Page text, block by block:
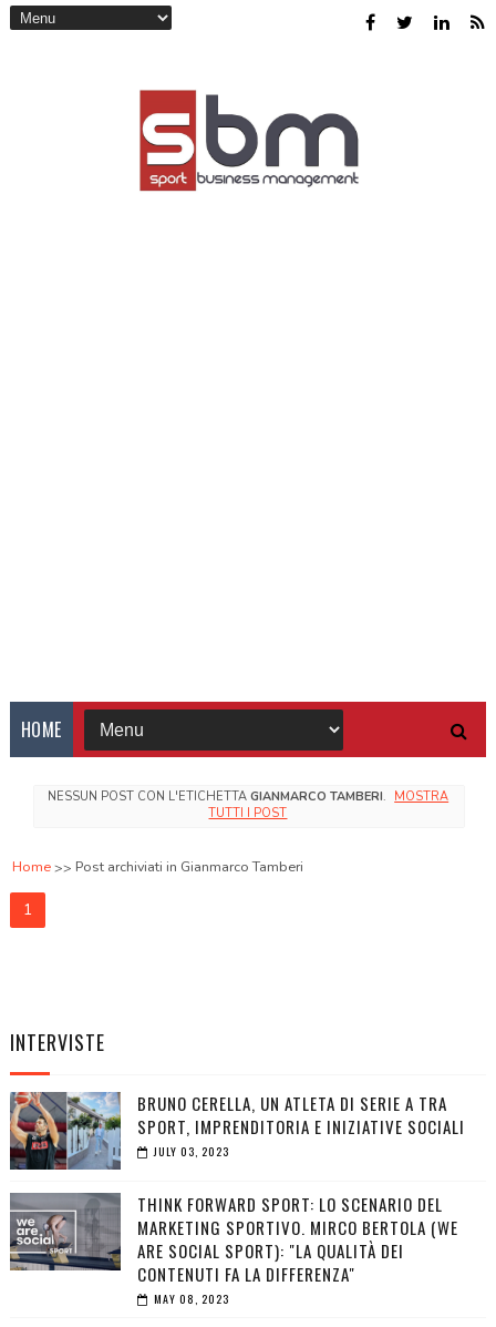
HOME
NESSUN POST CON L'ETICHETTA GIANMARCO TAMBERI. MOSTRA
TUTTI I POST
Home Post archiviati in Gianmarco Tamberi
1
INTERVISTE
BRUNO CERELLA, UN ATLETA DI SERIE A TRA
SPORT, IMPRENDITORIA E INIZIATIVE SOCIALI
JULY 03, 2023
THINK FORWARD SPORT: LO SCENARIO DEL
MARKETING SPORTIVO. MIRCO BERTOLA (WE
ARE SOCIAL SPORT): "LA QUALITÀ DEI
CONTENUTI FA LA DIFFERENZA"
MAY 08, 2023